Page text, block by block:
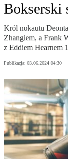
Bokserski
Król nokautu
Zhangiem, a Frank
z Eddiem Hearnem
Publikacja: 03.06.2024 04:30